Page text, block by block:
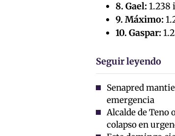
8. Gael: 1.238
9. Máximo:
10. Gaspar:
Seguir leyendo
Senapred
emergencia
Alcalde de Teno
colapso en